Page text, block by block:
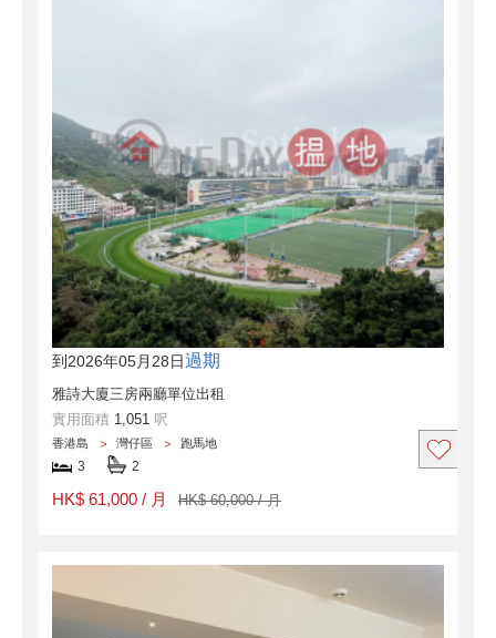
到2026年05月28日過期
雅詩大廈三房兩廳單位出租
實用面積 1,051 呎
香港島 灣仔區 跑馬地
3 2
HK$ 61,000 / 月 HK$ 60,000 / 月